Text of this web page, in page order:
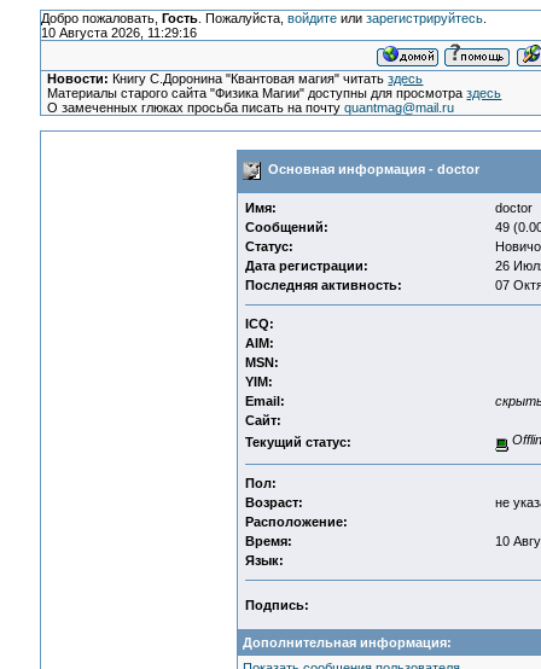
Добро пожаловать, Гость. Пожалуйста, войдитеили зарегистрируйтесь.
10 Августа 2026, 11:29:16
Новости: Книгу С.Доронина "Квантовая магия" читатьздесь
Материалы старого сайта "Физика Магии" доступны для просмотраздесь
О замеченных глюках просьба писать на почтуquantmag@mail.ru
Основная информация - doctor
Имя:
doctor
Сообщений:
49
Статус:
Дата регистрации:
26
Последняя активность:
07
ICQ:
AIM:
MSN:
YIM:
Email:
Сайт:
Текущий статус:
Пол:
Возраст:
не
Расположение:
Время:
10
Язык:
Подпись:
Дополнительная информация: